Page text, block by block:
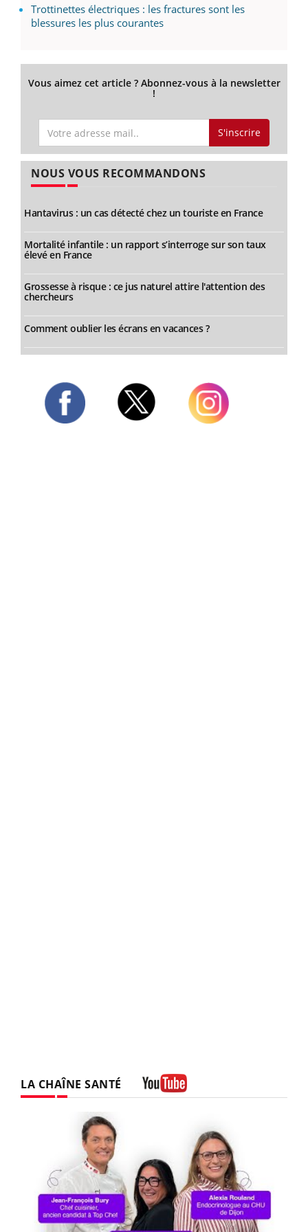
Trottinettes électriques : les fractures sont les
blessures les plus courantes
Vous aimez cet article ? Abonnez-vous à la newsletter
!
S'inscrire
NOUS VOUS RECOMMANDONS
Hantavirus : un cas détecté chez un touriste en France
Mortalité infantile : un rapport s’interroge sur son taux
élevé en France
Grossesse à risque : ce jus naturel attire l'attention des
chercheurs
Comment oublier les écrans en vacances ?
LA CHAÎNE SANTÉ